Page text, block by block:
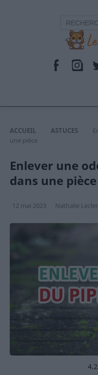
ACCUEIL ASTUCES
une pièce
Enlever une
dans une pièce
12 mai 2023 Nathalie
4.2